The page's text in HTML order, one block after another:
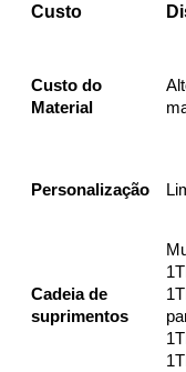
Custo
Custo do
Material
Personalização
Cadeia de
suprimentos